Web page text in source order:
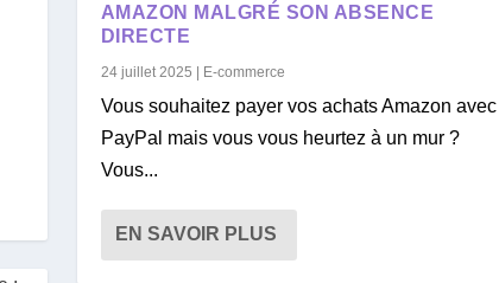
AMAZON MALGRÉ SON ABSENCE
DIRECTE
24 juillet 2025 E-commerce
Vous souhaitez payer vos achats Amazon avec
PayPal mais vous vous heurtez à un mur ?
Vous...
EN SAVOIR PLUS